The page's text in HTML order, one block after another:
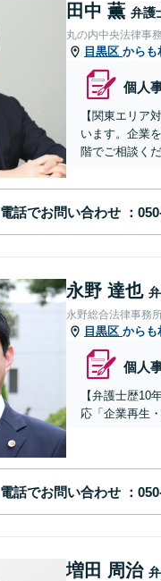
田中 薫 弁護
丸の内中央法律事
目黒区 からも
個人
【関東エリア
います。企業
階でご相談くだ
電話でお問い合わせ
永野 達也
永野総合法律事務
目黒区 からも
個人
【弁護士歴
応「企業再生
電話でお問い合わせ
増田 周治